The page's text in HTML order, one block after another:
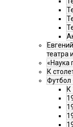
театра
«Наука
К
Футбол
К